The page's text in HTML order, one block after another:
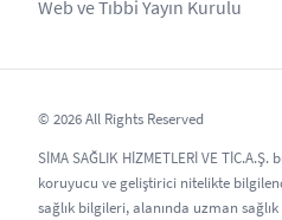
Web ve Tıbbi Yayın Kurulu
© 2026 All Rights Reserved
SİMA SAĞLIK HİZMETLERİ VE
koruyucu ve geliştirici nitelikte
sağlık bilgileri, alanında uzman